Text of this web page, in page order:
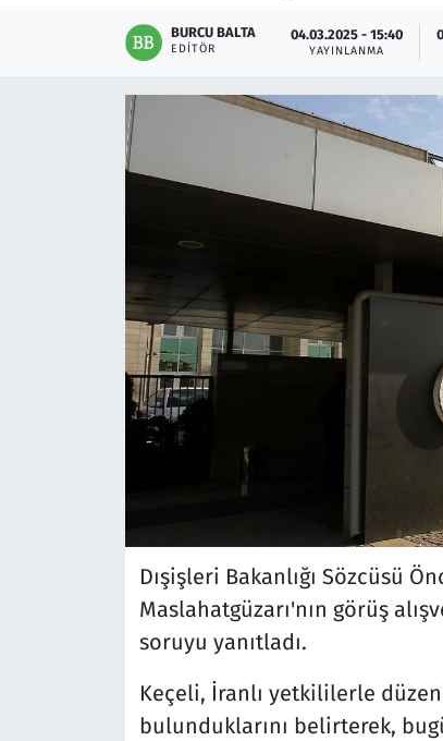
BURCU BALTA
EDITÖR
04.03.2025 - 15:40
YAYINLANMA
Dışişleri Bakanlığı Sözcüsü
Maslahatgüzarı'nın görüş
soruyu yanıtladı.
Keçeli, İranlı yetkililerle
bulunduklarını belirterek,